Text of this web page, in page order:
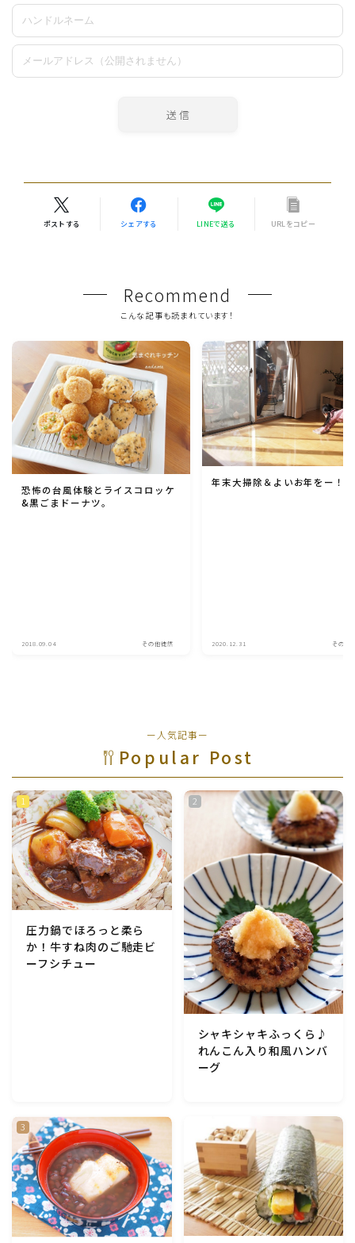
ポストする シェアする LINEで送る URLをコピー
Recommend
こんな記事も読まれています！
恐怖の台風体験とライスコロッケ
&黒ごまドーナツ。
2018.09.04 その他徒然
年末大掃除＆よいお年をー！
2020.12.31 その他
ー人気記事ー
Popular Post
圧力鍋でほろっと柔ら
か！牛すね肉のご馳走ビ
ーフシチュー
シャキシャキふっくら♪
れんこん入り和風ハンバ
ーグ